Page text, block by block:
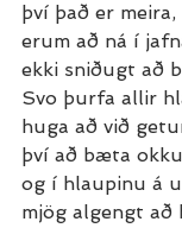
því það er
erum að ná í
ekki sniðugt að
Svo þurfa allir
huga að við
því að bæta
og í hlaupinu á
mjög algengt að